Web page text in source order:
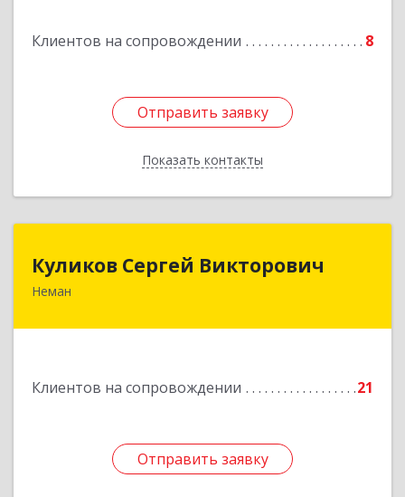
Клиентов на сопровождении 8
Отправить заявку
Показать контакты
Отправить заявку
Назад
Куликов Сергей Викторович
Неман
Клиентов на сопровождении 21
Отправить заявку
Куликов Сергей Викторович
Отправить заявку